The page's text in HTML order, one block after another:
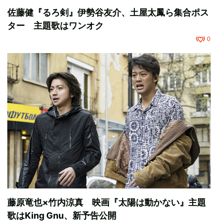
佐藤健『るろ剣』伊勢谷友介、土屋太鳳ら集合ポス
ター 主題歌はワンオク
0
藤原竜也×竹内涼真 映画『太陽は動かない』主題
歌はKing Gnu、新予告公開